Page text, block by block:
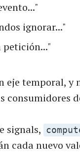
ignorar..."
petición..."
eje temporal,
consumidores
signals,
cada nuevo